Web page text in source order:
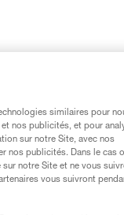
similaires pour
nos publicités, et pour
sur notre Site, avec nos
nos publicités. Dans le cas
notre Site et ne vous
vous suivront